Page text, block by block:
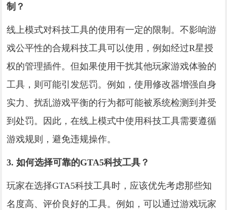
制？
线上模式对科技工具的使用有一定的限制。不影响游
戏公平性的合规科技工具可以使用，例如经过R星授
权的管理插件。但如果使用干扰其他玩家游戏体验的
工具，则可能引发惩罚。例如，使用修改器增强自身
实力、扰乱游戏平衡的行为都可能被系统检测到并受
到处罚。因此，在线上模式中使用科技工具需要遵循
游戏规则，避免违规操作。
3. 如何选择可靠的GTA5科技工具？
玩家在选择GTA5科技工具时，应该优先考虑那些知
名度高、评价良好的工具。例如，可以通过游戏玩家